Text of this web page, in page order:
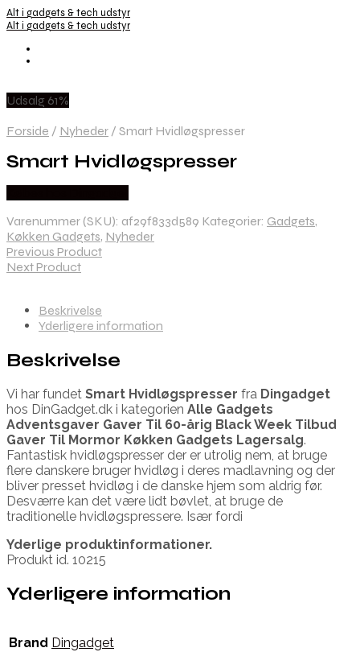
Alt i gadgets & tech udstyr
Alt i gadgets & tech udstyr
Udsalg 61%
Forside / Nyheder / Smart Hvidløgspresser
Smart Hvidløgspresser
Varenummer (SKU): af29f833d589 Kategorier: Gadgets,
Køkken Gadgets, Nyheder
Previous Product
Next Product
Beskrivelse
Yderligere information
Beskrivelse
Vi har fundet Smart Hvidløgspresser fra Dingadget
hos DinGadget.dk i kategorien Alle Gadgets
Adventsgaver Gaver Til 60-årig Black Week Tilbud
Gaver Til Mormor Køkken Gadgets Lagersalg.
Fantastisk hvidløgspresser der er utrolig nem, at bruge
flere danskere bruger hvidløg i deres madlavning og der
bliver presset hvidløg i de danske hjem som aldrig før.
Desværre kan det være lidt bøvlet, at bruge de
traditionelle hvidløgspressere. Især fordi
Yderlige produktinformationer.
Produkt id. 10215
Yderligere information
Brand Dingadget